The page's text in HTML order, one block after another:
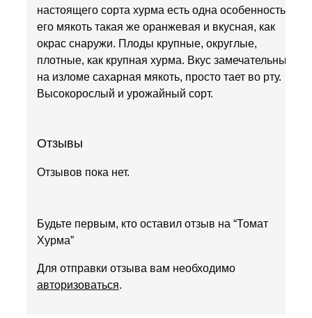
настоящего сорта хурма есть одна особенность,
его мякоть такая же оранжевая и вкусная, как
окрас снаружи. Плоды крупные, округлые,
плотные, как крупная хурма. Вкус замечательный,
на изломе сахарная мякоть, просто тает во рту.
Высокорослый и урожайный сорт.
Отзывы
Отзывов пока нет.
Будьте первым, кто оставил отзыв на “Томат
Хурма”
Для отправки отзыва вам необходимо
авторизоваться.